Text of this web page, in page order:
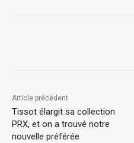
Article précédent
Tissot élargit sa collection
PRX, et on a trouvé notre
nouvelle préférée